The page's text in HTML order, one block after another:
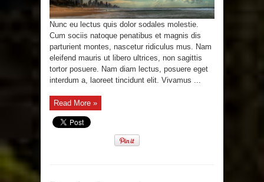
Nunc eu lectus quis dolor sodales molestie.
Cum sociis natoque penatibus et magnis dis
parturient montes, nascetur ridiculus mus. Nam
eleifend mauris ut libero ultrices, non sagittis
tortor posuere. Nam diam lectus, posuere eget
interdum a, laoreet tincidunt elit. Vivamus ...
Read More »